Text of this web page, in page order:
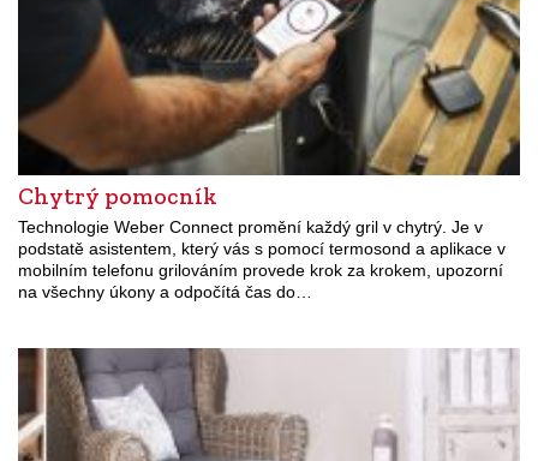
Chytrý pomocník
Technologie Weber Connect promění každý gril v chytrý. Je v
podstatě asistentem, který vás s pomocí termosond a aplikace v
mobilním telefonu grilováním provede krok za krokem, upozorní
na všechny úkony a odpočítá čas do…